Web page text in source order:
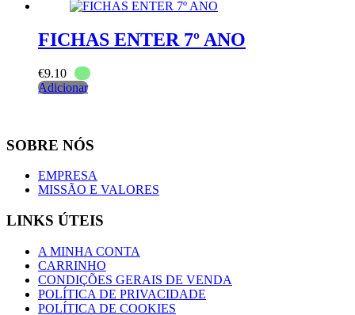
FICHAS ENTER 7º ANO
€9.10
Adicionar
SOBRE NÓS
EMPRESA
MISSÃO E VALORES
LINKS ÚTEIS
A MINHA CONTA
CARRINHO
CONDIÇÕES GERAIS DE VENDA
POLÍTICA DE PRIVACIDADE
POLÍTICA DE COOKIES